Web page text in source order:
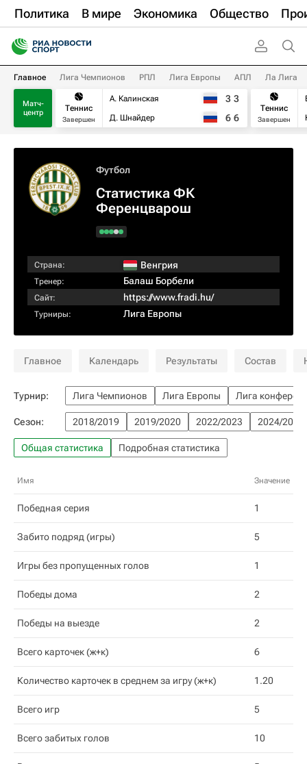
Политика В мире Экономика Общество
Главное Лига Чемпионов РПЛ Лига Европы АПЛ Ла Лига
Матч-
центр
Теннис
Завершен
А. Калинская
Д. Шнайдер
3 3
6 6
Теннис
Завершен
Футбол
Статистика ФК
Ференцварош
Страна: Венгрия
Тренер: Балаш Борбели
Сайт: https://www.fradi.hu/
Турниры: Лига Европы
Главное Календарь Результаты Состав
Турнир: Лига Чемпионов Лига Европы Лига
Сезон: 2018/2019 2019/2020 2022/2023 2024/2025
Общая статистика Подробная статистика
Имя Значение
Победная серия 1
Забито подряд (игры) 5
Игры без пропущенных голов 1
Победы дома 2
Победы на выезде 2
Всего карточек (ж+к) 6
Количество карточек в среднем за игру (ж+к) 1.20
Всего игр 5
Всего забитых голов 10